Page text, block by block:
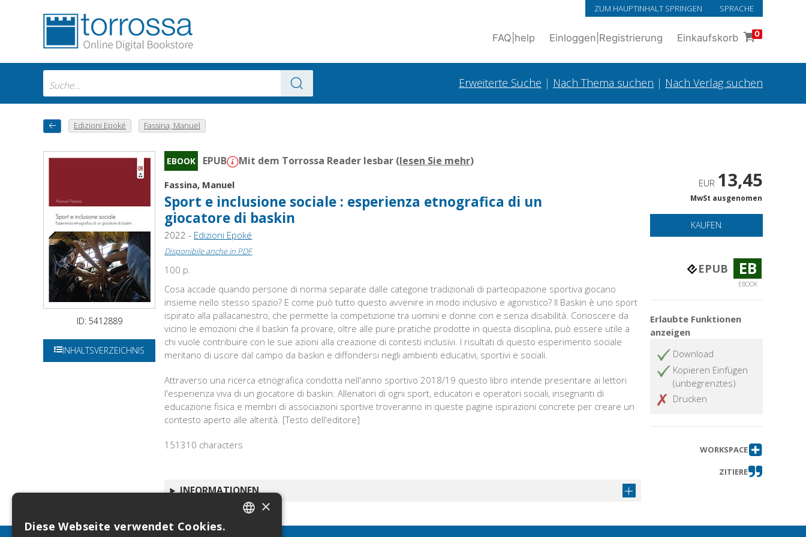
ZUM HAUPTINHALT SPRINGEN SPRACHE
FAQ help Einloggen Registrierung Einkaufskorb 0
Erweiterte Suche | Nach Thema suchen | Nach Verlag suchen
Edizioni Epoké Fassina, Manuel
ID: 5412889
INHALTSVERZEICHNIS
EBOOK EPUB Mit dem Torrossa Reader lesbar (lesen Sie mehr)
Fassina, Manuel
Sport e inclusione sociale : esperienza etnografica di un
giocatore di baskin
2022 - Edizioni Epoké
Disponibile anche in PDF
100 p.
Cosa accade quando persone di norma separate dalle categorie tradizionali di partecipazione sportiva giocano
insieme nello stesso spazio? E come può tutto questo avvenire in modo inclusivo e agonistico? Il Baskin è uno sport
ispirato alla pallacanestro, che permette la competizione tra uomini e donne con e senza disabilità. Conoscere da
vicino le emozioni che il baskin fa provare, oltre alle pure pratiche prodotte in questa disciplina, può essere utile a
chi vuole contribuire con le sue azioni alla creazione di contesti inclusivi. I risultati di questo esperimento sociale
meritano di uscire dal campo da baskin e diffondersi negli ambienti educativi, sportivi e sociali.
Attraverso una ricerca etnografica condotta nell'anno sportivo 2018/19 questo libro intende presentare ai lettori
l'esperienza viva di un giocatore di baskin. Allenatori di ogni sport, educatori e operatori sociali, insegnanti di
educazione fisica e membri di associazioni sportive troveranno in queste pagine ispirazioni concrete per creare un
contesto aperto alle alterità. [Testo dell'editore]
151310 characters
INFORMATIONEN
EUR 13,45
MwSt ausgenomen
KAUFEN
EPUB EB
EBOOK
Erlaubte Funktionen
anzeigen
Download
Kopieren Einfügen
(unbegrenztes)
Drucken
WORKSPACE
ZITIERE
×
Diese Webseite verwendet Cookies.